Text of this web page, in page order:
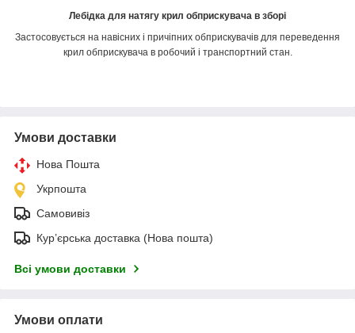
Лебідка для натягу крил обприскувача в зборі
Застосовується на навісних і причіпних обприскувачів для переведення
крил обприскувача в робочий і транспортний стан.
Умови доставки
Нова Пошта
Укрпошта
Самовивіз
Кур’єрська доставка (Нова пошта)
Всі умови доставки
Умови оплати